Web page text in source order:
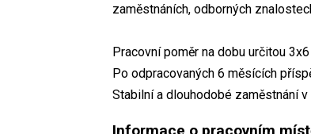
zaměstnáních, odborných
Pracovní poměr na dobu určitou
Po odpracovaných 6 měsících
Stabilní a dlouhodobé zaměstnání
Informace o pracovním